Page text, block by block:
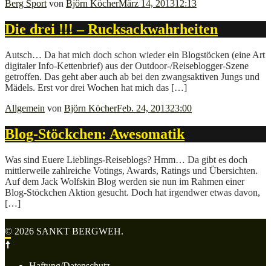
Berg Sport von Björn KöcherMärz 14, 201312:13
Die drei !!! – Rucksackwahrheiten
Autsch… Da hat mich doch schon wieder ein Blogstöcken (eine Art
digitaler Info-Kettenbrief) aus der Outdoor-/Reiseblogger-Szene
getroffen. Das geht aber auch ab bei den zwangsaktiven Jungs und
Mädels. Erst vor drei Wochen hat mich das […]
Allgemein von Björn KöcherFeb. 24, 201323:00
Blog-Stöckchen: Awesomatik
Was sind Euere Lieblings-Reiseblogs? Hmm… Da gibt es doch
mittlerweile zahlreiche Votings, Awards, Ratings und Übersichten.
Auf dem Jack Wolfskin Blog werden sie nun im Rahmen einer
Blog-Stöckchen Aktion gesucht. Doch hat irgendwer etwas davon,
[…]
© 2026 SANKT BERGWEH.
Footer-